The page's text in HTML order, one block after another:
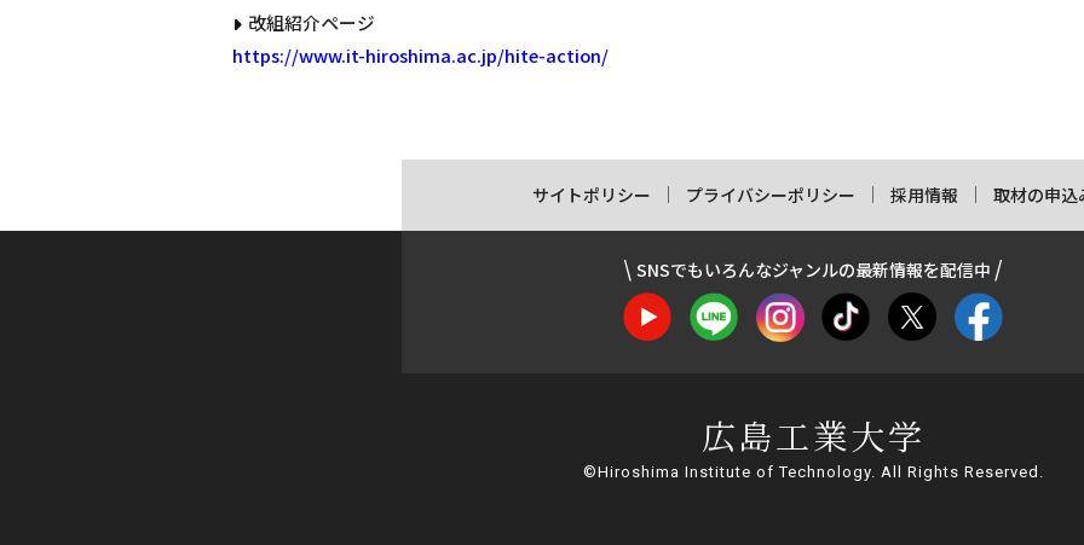
改組紹介ページ
https://www.it-hiroshima.ac.jp/hite-action/
サイトポリシー プライバシーポリシー 採用情報 取材の申込
SNSでもいろんなジャンルの最新情報を配信中
広島工業大学
©Hiroshima Institute of Technology. All Rights Reserved.